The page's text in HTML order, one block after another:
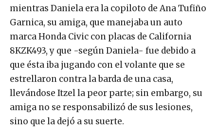
mientras Daniela era la copiloto de Ana Tufiño
Garnica, su amiga, que manejaba un auto
marca Honda Civic con placas de California
8KZK493, y que -según Daniela- fue debido a
que ésta iba jugando con el volante que se
estrellaron contra la barda de una casa,
llevándose Itzel la peor parte; sin embargo, su
amiga no se responsabilizó de sus lesiones,
sino que la dejó a su suerte.